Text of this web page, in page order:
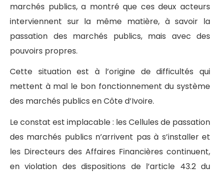
marchés publics, a montré que ces deux acteurs
interviennent sur la même matière, à savoir la
passation des marchés publics, mais avec des
pouvoirs propres.
Cette situation est à l’origine de difficultés qui
mettent à mal le bon fonctionnement du système
des marchés publics en Côte d’Ivoire.
Le constat est implacable : les Cellules de passation
des marchés publics n’arrivent pas à s’installer et
les Directeurs des Affaires Financières continuent,
en violation des dispositions de l’article 43.2 du